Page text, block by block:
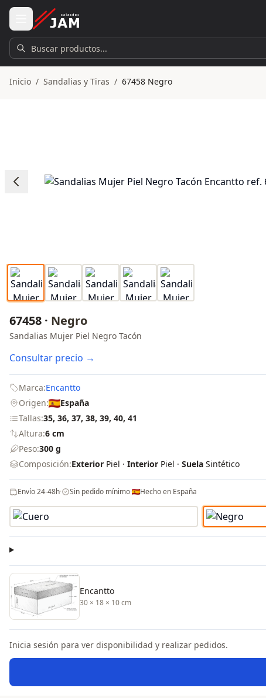
Ir al contenido principal
Buscar productos...
Inicio / Sandalias y Tiras / 67458 Negro
67458 · Negro
Sandalias Mujer Piel Negro Tacón
Consultar precio →
Marca:Encantto
Origen:
España
Tallas:35, 36, 37, 38, 39, 40, 41
Altura:6 cm
Peso:300 g
Composición:Exterior Piel · Interior Piel · Suela Sintético
Envío 24-48h· Sin pedido mínimo· Hecho en España
Encantto
30 × 18 × 10 cm
Inicia sesión para ver disponibilidad y realizar pedidos.